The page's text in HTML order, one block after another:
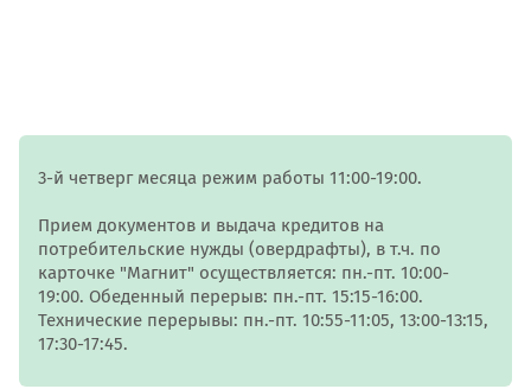
3-й четверг месяца режим работы 11:00-19:00.
Прием документов и выдача кредитов на
потребительские нужды (овердрафты), в т.ч. по
карточке "Магнит" осуществляется: пн.-пт. 10:00-
19:00. Обеденный перерыв: пн.-пт. 15:15-16:00.
Технические перерывы: пн.-пт. 10:55-11:05, 13:00-13:15,
17:30-17:45.